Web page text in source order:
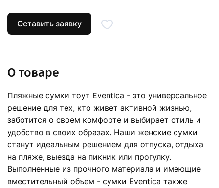
Оставить заявку
О товаре
Пляжные сумки тоут Eventica - это универсальное
решение для тех, кто живет активной жизнью,
заботится о своем комфорте и выбирает стиль и
удобство в своих образах. Наши женские сумки
станут идеальным решением для отпуска, отдыха
на пляже, выезда на пикник или прогулку.
Выполненные из прочного материала и имеющие
вместительный объем - сумки Eventica также